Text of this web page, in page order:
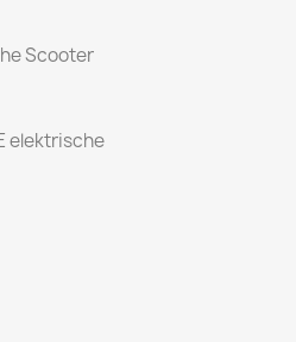
Scooter
elektrische